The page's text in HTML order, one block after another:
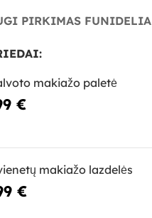
PIRKIMAS FUNIDELIA
makiažo paletė
€
makiažo lazdelės
€